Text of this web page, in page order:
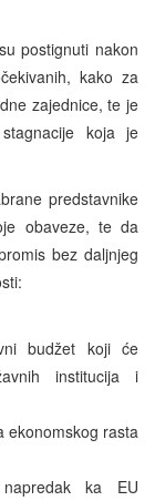
postignuti nakon
kako za
zajednice, te je
koja je
predstavnike
obaveze, te da
bez daljnjeg
budžet koji će
institucija i
ekonomskog rasta
ka EU